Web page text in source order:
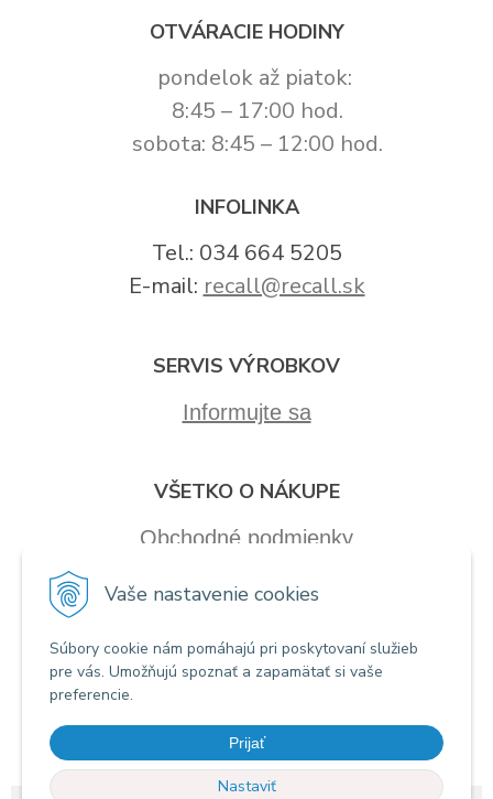
Vaše nastavenie cookies
Súbory cookie nám pomáhajú pri poskytovaní služieb
pre vás. Umožňujú spoznať a zapamätať si vaše
preferencie.
Prijať
Nastaviť
OTVÁRACIE HODINY
pondelok až piatok:
8:45 – 17:00 hod.
sobota: 8:45 – 12:00 hod.
INFOLINKA
Tel.: 034 664 5205
E-mail: recall@recall.sk
SERVIS VÝROBKOV
Informujte sa
VŠETKO O NÁKUPE
Obchodné podmienky